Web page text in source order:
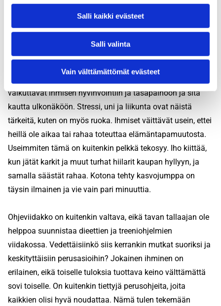
Salli kaikki evästeet
Salli valinta
Vain välttämättömät evästeet
vaikuttavat ihmisen hyvinvointiin ja tasapainoon ja sitä
kautta ulkonäköön. Stressi, uni ja liikunta ovat näistä
tärkeitä, kuten on myös ruoka. Ihmiset väittävät usein, ettei
heillä ole aikaa tai rahaa toteuttaa elämäntapamuutosta.
Useimmiten tämä on kuitenkin pelkkä tekosyy. Iho kiittää,
kun jätät karkit ja muut turhat hiilarit kaupan hyllyyn, ja
samalla säästät rahaa. Kotona tehty kasvojumppa on
täysin ilmainen ja vie vain pari minuuttia.
Ohjeviidakko on kuitenkin valtava, eikä tavan tallaajan ole
helppoa suunnistaa dieettien ja treeniohjelmien
viidakossa. Vedettäisiinkö siis kerrankin mutkat suoriksi ja
keskityttäisiin perusasioihin? Jokainen ihminen on
erilainen, eikä toiselle tuloksia tuottava keino välttämättä
sovi toiselle. On kuitenkin tiettyjä perusohjeita, joita
kaikkien olisi hyvä noudattaa. Nämä tulen tekemään